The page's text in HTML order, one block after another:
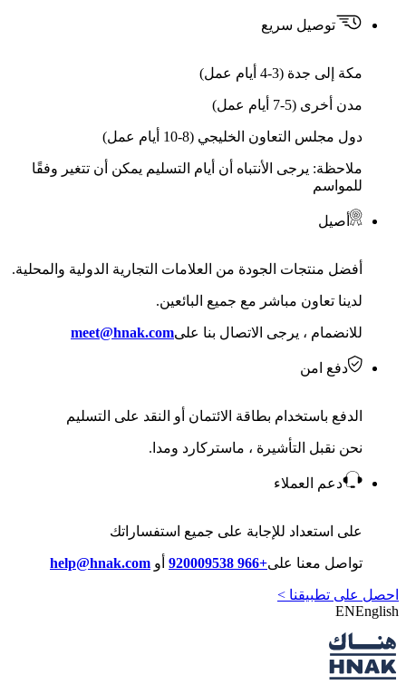
توصيل سريع
مكة إلى جدة (3-4 أيام عمل)
مدن أخرى (5-7 أيام عمل)
دول مجلس التعاون الخليجي (8-10 أيام عمل)
ملاحظة: يرجى الأنتباه أن أيام التسليم يمكن أن تتغير وفقًا
للمواسم
أصيل
أفضل منتجات الجودة من العلامات التجارية الدولية والمحلية.
لدينا تعاون مباشر مع جميع البائعين.
للانضمام ، يرجى الاتصال بنا علىmeet@hnak.com
دفع امن
الدفع باستخدام بطاقة الائتمان أو النقد على التسليم
نحن نقبل التأشيرة ، ماستركارد ومدا.
دعم العملاء
على استعداد للإجابة على جميع استفساراتك
تواصل معنا على+966 920009538 أو help@hnak.com
احصل على تطبيقنا >
ENEnglish